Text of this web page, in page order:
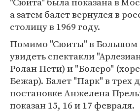
а затем балет вернулся в
столицу в 1969 году.
Помимо "Сюиты" в Большом
увидеть спектакли
Ролан Пети) и "Болеро"
Бежар). Балет "Парк" в трех
постановке Анжелена
показан 15, 16 и 17 февраля.